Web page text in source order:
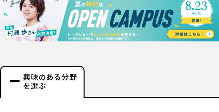
興味のある分野
を選ぶ